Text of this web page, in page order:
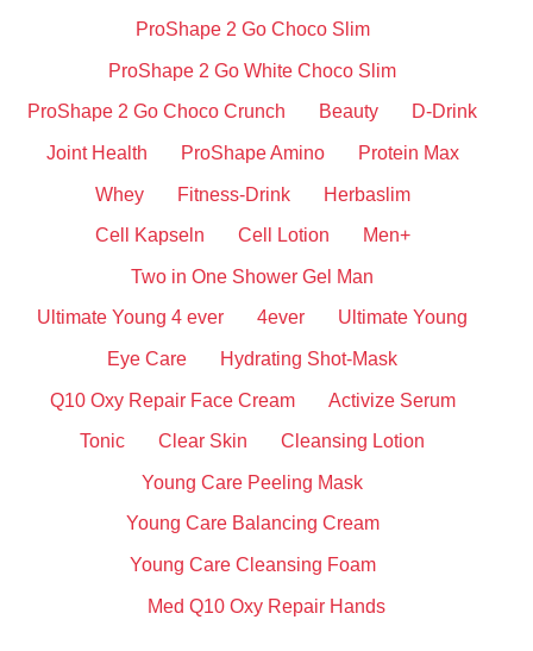
ProShape 2 Go Choco Slim
ProShape 2 Go White Choco Slim
ProShape 2 Go Choco Crunch Beauty D-Drink
Joint Health ProShape Amino Protein Max
Whey Fitness-Drink Herbaslim
Cell Kapseln Cell Lotion Men+
Two in One Shower Gel Man
Ultimate Young 4 ever 4ever Ultimate Young
Eye Care Hydrating Shot-Mask
Q10 Oxy Repair Face Cream Activize Serum
Tonic Clear Skin Cleansing Lotion
Young Care Peeling Mask
Young Care Balancing Cream
Young Care Cleansing Foam
Med Q10 Oxy Repair Hands